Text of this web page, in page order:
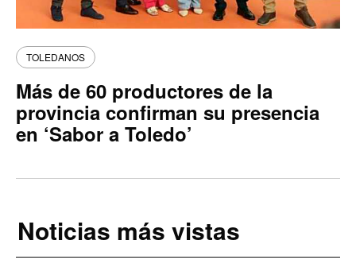
TOLEDANOS
Más de 60 productores de la
provincia confirman su presencia
en ‘Sabor a Toledo’
Noticias más vistas